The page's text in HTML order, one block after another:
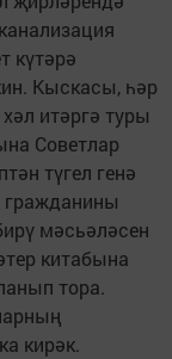
күтәрә
Кыскасы, һәр
итәргә туры
Советлар
түгел генә
гражданины
мәсьәләсен
китабына
тора.
кирәк.